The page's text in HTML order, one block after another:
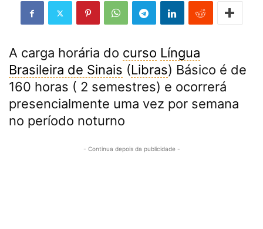
A carga horária do curso Língua
Brasileira de Sinais (Libras) Básico é de
160 horas ( 2 semestres) e ocorrerá
presencialmente uma vez por semana
no período noturno
- Continua depois da publicidade -